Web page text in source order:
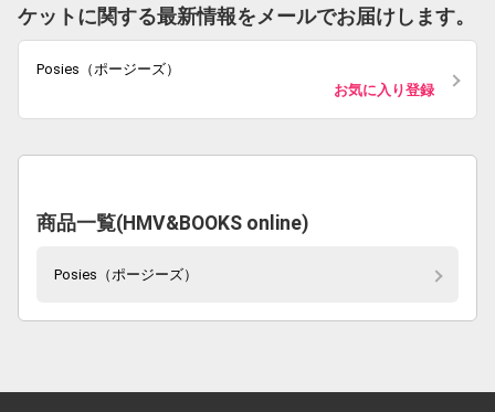
ケットに関する最新情報をメールでお届けします。
Posies（ポージーズ）
お気に入り登録
商品一覧(HMV&BOOKS online)
Posies（ポージーズ）